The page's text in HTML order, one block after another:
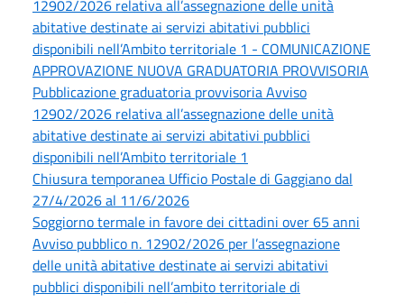
12902/2026 relativa all’assegnazione delle unità
abitative destinate ai servizi abitativi pubblici
disponibili nell’Ambito territoriale 1 - COMUNICAZIONE
APPROVAZIONE NUOVA GRADUATORIA PROVVISORIA
Pubblicazione graduatoria provvisoria Avviso
12902/2026 relativa all’assegnazione delle unità
abitative destinate ai servizi abitativi pubblici
disponibili nell’Ambito territoriale 1
Chiusura temporanea Ufficio Postale di Gaggiano dal
27/4/2026 al 11/6/2026
Soggiorno termale in favore dei cittadini over 65 anni
Avviso pubblico n. 12902/2026 per l’assegnazione
delle unità abitative destinate ai servizi abitativi
pubblici disponibili nell’ambito territoriale di